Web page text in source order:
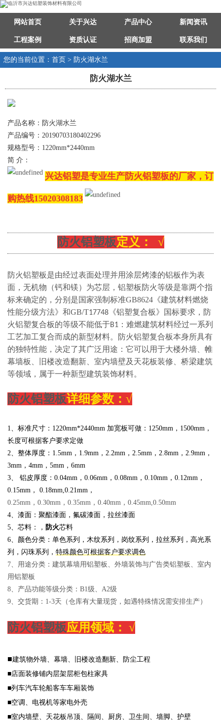
网站首页 关于兴达 产品中心 新闻资讯
工程案例 资质认证 招商加盟 联系我们
您的当前位置：首页 > 防火湖水兰
防火湖水兰
产品名称：防火湖水兰
产品编号：20190703180402296
规格型号：1220mm*2440mm
简 介：
兴达铝塑是专业生产防火铝塑板的厂家，订
购热线15020308183
防火铝塑板定义： √
防火铝塑板是由经过表面处理并用涂层烤漆的铝板作为表
面，无机物（钙和镁）为芯层，铝塑板防火等级是靠两个指
标来确定的，分别是国家强制标准GB8624 《建筑材料燃烧
性能分级方法》 和GB/T17748 《铝塑复合板》
国标要求，防
火铝塑复合板的等级不能低于B1：难燃建筑材料经过一系列
工艺加工复合而成的新型材料。防火铝塑复合板本身所具有
的独特性能，决定了其广泛用途：它可以用于大楼外墙、帷
幕墙板、旧楼改造翻新、室内墙壁及天花板装修、桥梁建筑
等领域，属于一种新型建筑装饰材料。
防火铝塑板详细参数：√
1、标准尺寸： 1220mm*2440mm 加宽板可做： 1250mm，1500mm，
长度可根据客户要求定做
2、整体厚度：1.5mm， 1.9mm，2.2mm，2.5mm，2.8mm，2.9mm，
3mm，4mm，5mm，6mm
3、 铝皮厚度： 0.04mm，0.06mm，0.08mm，0.10mm，0.12mm，
0.15mm， 0.18mm,0.21mm，
0.25mm，0.30mm，0.35mm，0.40mm，0.45mm,0.50mm
4、漆面：聚酯漆面，氟碳漆面，拉丝漆面
5、芯料：， 防火芯料
6、颜色分类：单色系列，木纹系列，岗纹系列，拉丝系列，高光系
列，闪珠系列， 特殊颜色可根据客户要求调色
7、用途分类：建筑幕墙用铝塑板、外墙装饰与广告类铝塑板、室内
用铝塑板
8、产品功能等级分类：B1级、A2级
9、交货期：1-3天（仓库有大量现货，如遇特殊情况需安排生产）
防火铝塑板应用领域： √
■建筑物外墙、幕墙、旧楼改造翻新、防尘工程
■店面装修铺内层架层柜包柱家具
■列车汽车轮船客车车厢装饰
■空调、电视机等家电外壳
■室内墙壁、天花板吊顶、隔间、厨房、卫生间、墙脚、护壁